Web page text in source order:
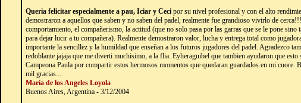
Queria felicitar especialmente a pau, Iciar y Ceci por su nivel profesional y con el alto
demostraron a aquellos que saben y no saben del padel, realmente fue grandioso vivirlo de
comportamiento, el compañerismo, la actitud (que no solo pasa por las garras que se le pone sino
para dejar lucir a tu compañera). Realmente demostraron valor, lucha y entrega total como
importante la sencillez y la humildad que enseñan a los futuros jugadores del padel. Agradezco
redoblante jajaja que me diverti muchisimo, a la flia. Eyheraguibel que tambien ayudaron que esto
Campeona Paula por compartir estos hermosos momentos que quedaran guardados en mi cuore.
mil gracias...
María de los Angeles Loyola
Buenos Aires, Argentina - 3/12/2004